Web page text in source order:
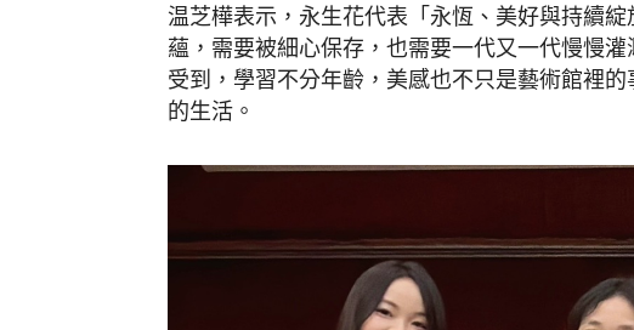
温芝樺表示，永生花代表「永恆、美好與持續
蘊，需要被細心保存，也需要一代又一代慢慢
受到，學習不分年齡，美感也不只是藝術館裡
的生活。